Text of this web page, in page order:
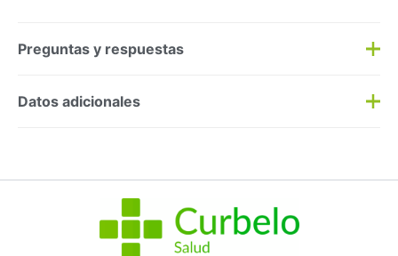
Preguntas y respuestas
Preguntas y respuestas
No hay preguntas todavía
Datos adicionales